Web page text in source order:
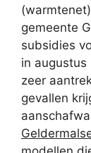
gemeente
subsidies
in augustus
zeer
gevallen